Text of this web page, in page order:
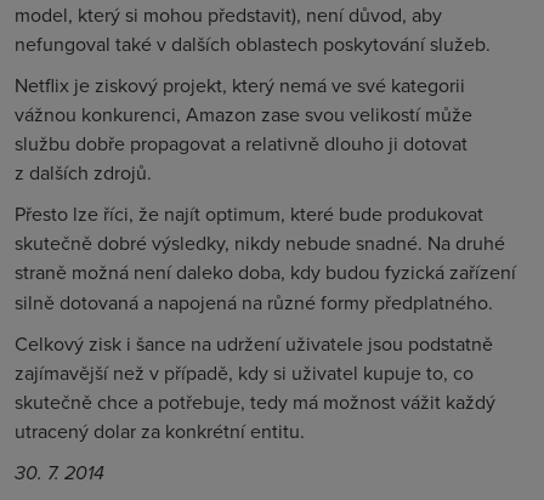
model, který si mohou představit), není důvod, aby
nefungoval také v dalších oblastech poskytování služeb.
Netflix je ziskový projekt, který nemá ve své kategorii
vážnou konkurenci, Amazon zase svou velikostí může
službu dobře propagovat a relativně dlouho ji dotovat
z dalších zdrojů.
Přesto lze říci, že najít optimum, které bude produkovat
skutečně dobré výsledky, nikdy nebude snadné. Na druhé
straně možná není daleko doba, kdy budou fyzická zařízení
silně dotovaná a napojená na různé formy předplatného.
Celkový zisk i šance na udržení uživatele jsou podstatně
zajímavější než v případě, kdy si uživatel kupuje to, co
skutečně chce a potřebuje, tedy má možnost vážit každý
utracený dolar za konkrétní entitu.
30. 7. 2014